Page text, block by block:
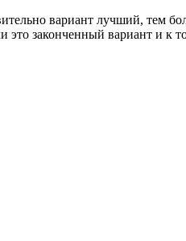
вариант лучший, тем
это законченный вариант и